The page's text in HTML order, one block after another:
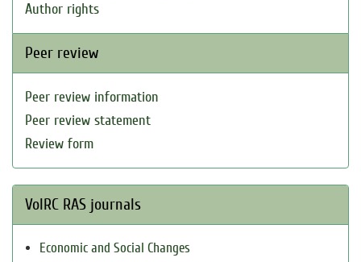
Author rights
Peer review
Peer review information
Peer review statement
Review form
VolRC RAS journals
Economic and Social Changes